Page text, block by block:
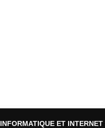
INFORMATIQUE ET INTERNET